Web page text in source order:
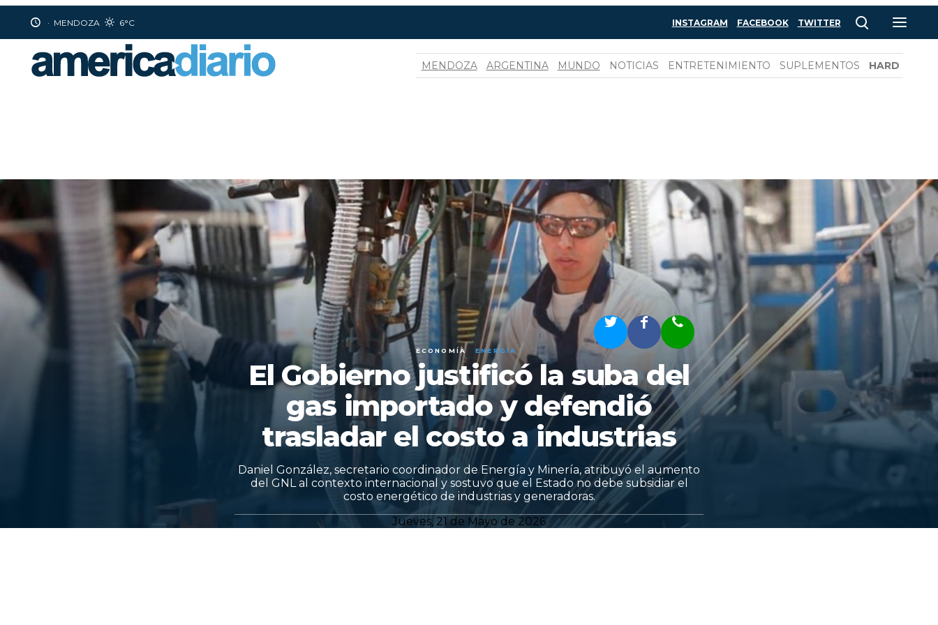
· MENDOZA 6°C INSTAGRAM FACEBOOK TWITTER
MENDOZA ARGENTINA MUNDO NOTICIAS ENTRETENIMIENTO SUPLEMENTOS HARD
ECONOMÍA ENERGÍA
El Gobierno justificó la suba del
gas importado y defendió
trasladar el costo a industrias
Daniel González, secretario coordinador de Energía y Minería, atribuyó el aumento
del GNL al contexto internacional y sostuvo que el Estado no debe subsidiar el
costo energético de industrias y generadoras.
Jueves, 21 de Mayo de 2026